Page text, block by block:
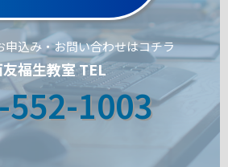
申込み・お問い合わせはコチラ
福生教室 TEL
1003